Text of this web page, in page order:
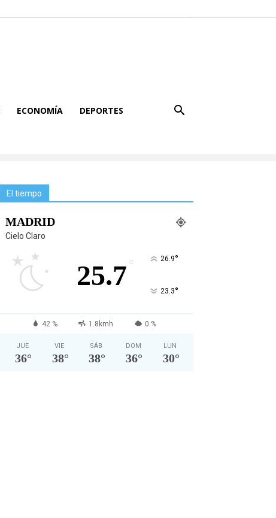
ECONOMÍA DEPORTES
El tiempo
MADRID
Cielo Claro
25.7 ° 26.9°
23.3°
42 % 1.8kmh 0 %
JUE
36°
VIE
38°
SÁB
38°
DOM
36°
LUN
30°